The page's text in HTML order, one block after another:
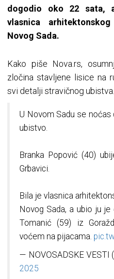
dogodio oko 22 sata,
vlasnica
Novog Sada.
Kako piše Nova.rs,
zločina stavljene lisice na
svi detalji stravičnog ubistva.
U Novom Sadu se
ubistvo.
Branka Popović (40)
Grbavici.
Bila je vlasnica
Novog Sada, a ubio ju
Tomanić (59) iz
voćem na pijacama.
— NOVOSADSKE VESTI
2025